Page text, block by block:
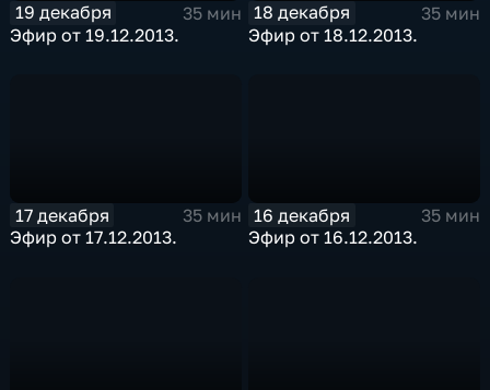
19 декабря
35 мин
Эфир от 19.12.2013.
18 декабря
35 мин
Эфир от 18.12.2013.
17 декабря
35 мин
Эфир от 17.12.2013.
16 декабря
35 мин
Эфир от 16.12.2013.